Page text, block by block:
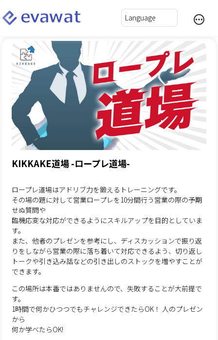
KIKKAKE道場 -ロープレ道場-
ロープレ道場はアドリブ力を鍛えるトレーニングです。
その場の題に対して営業ロープレを10分間行う営業の際の予期
せぬ質問や
臨機応変な対応ができるようにスキルアップを目的としていま
す。
また、他者のプレゼンを参考にし、ディスカッションで振り返
りをしながら営業の際に落ち着いて対応できるよう、切り返し
トークや引き込み話などの引き出しのストックを増やすことが
できます。
この場所は本番ではありませんので、失敗することが大前提で
す。
1時間で何かひつつでもチャレンジできたらOK！ 人のプレゼン
から
何か学べたらOK!